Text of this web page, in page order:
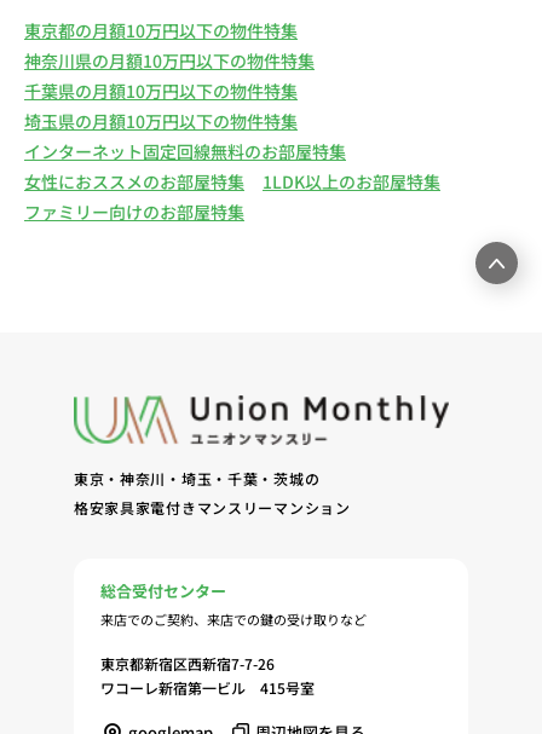
東京都の月額10万円以下の物件特集
神奈川県の月額10万円以下の物件特集
千葉県の月額10万円以下の物件特集
埼玉県の月額10万円以下の物件特集
インターネット固定回線無料のお部屋特集
女性におススメのお部屋特集
1LDK以上のお部屋特集
ファミリー向けのお部屋特集
東京・神奈川・埼玉・千葉・茨城の
格安家具家電付きマンスリーマンション
総合受付センター
来店でのご契約、来店での鍵の受け取りなど
東京都新宿区西新宿7-7-26
ワコーレ新宿第一ビル 415号室